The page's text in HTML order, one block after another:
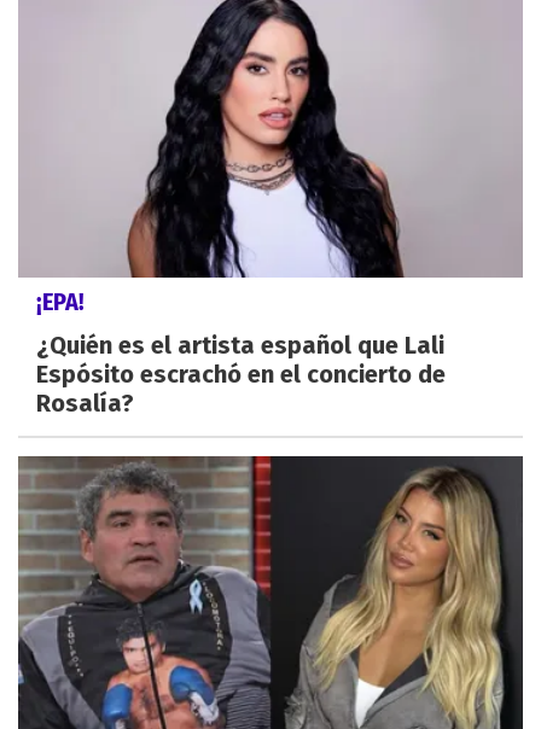
¡EPA!
¿Quién es el artista español que Lali
Espósito escrachó en el concierto de
Rosalía?